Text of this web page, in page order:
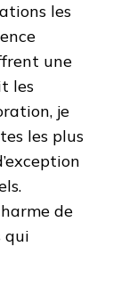
les
une
les
je
les plus
de
qui